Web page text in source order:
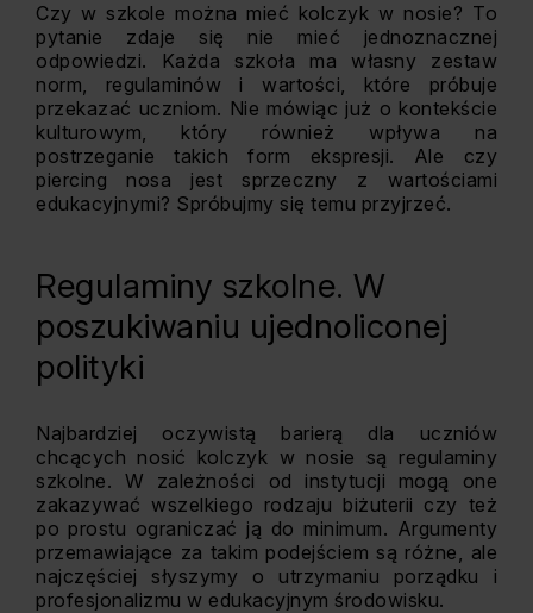
Czy w szkole można mieć kolczyk w nosie? To
pytanie zdaje się nie mieć jednoznacznej
odpowiedzi. Każda szkoła ma własny zestaw
norm, regulaminów i wartości, które próbuje
przekazać uczniom. Nie mówiąc już o kontekście
kulturowym, który również wpływa na
postrzeganie takich form ekspresji. Ale czy
piercing nosa jest sprzeczny z wartościami
edukacyjnymi? Spróbujmy się temu przyjrzeć.
Regulaminy szkolne. W
poszukiwaniu ujednoliconej
polityki
Najbardziej oczywistą barierą dla uczniów
chcących nosić kolczyk w nosie są regulaminy
szkolne. W zależności od instytucji mogą one
zakazywać wszelkiego rodzaju biżuterii czy też
po prostu ograniczać ją do minimum. Argumenty
przemawiające za takim podejściem są różne, ale
najczęściej słyszymy o utrzymaniu porządku i
profesjonalizmu w edukacyjnym środowisku.